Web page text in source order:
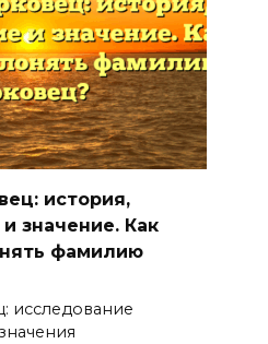
история,
значение. Как
фамилию
исследование